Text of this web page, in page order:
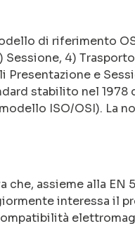
di riferimento
4)
Presentazione e
stabilito nel
ISO/OSI). La
che, assieme alla
interessa il